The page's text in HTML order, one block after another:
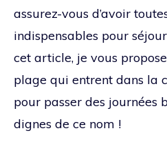
assurez-vous d’avoir
indispensables pour
cet article, je vous
plage qui entrent dans la
pour passer des journées
dignes de ce nom !